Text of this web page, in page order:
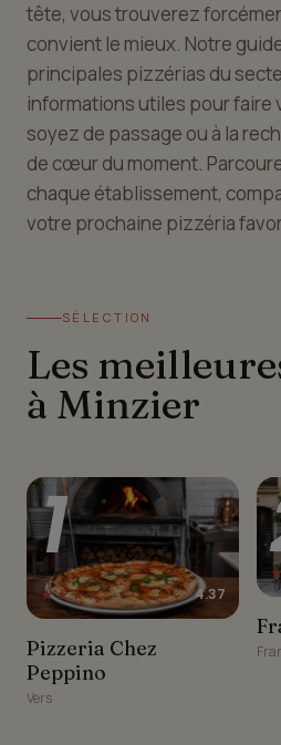
tête, vous trouverez
convient le mieux. Notre
principales pizzérias du
informations utiles pour faire
soyez de passage ou à la
de cœur du moment.
chaque établissement,
votre prochaine pizzéria
SÉLECTION
Les
à Minzier
Pizzeria Chez Peppino
1
★★★★☆ 4.37
Pizzeria Chez
Peppino
Vers